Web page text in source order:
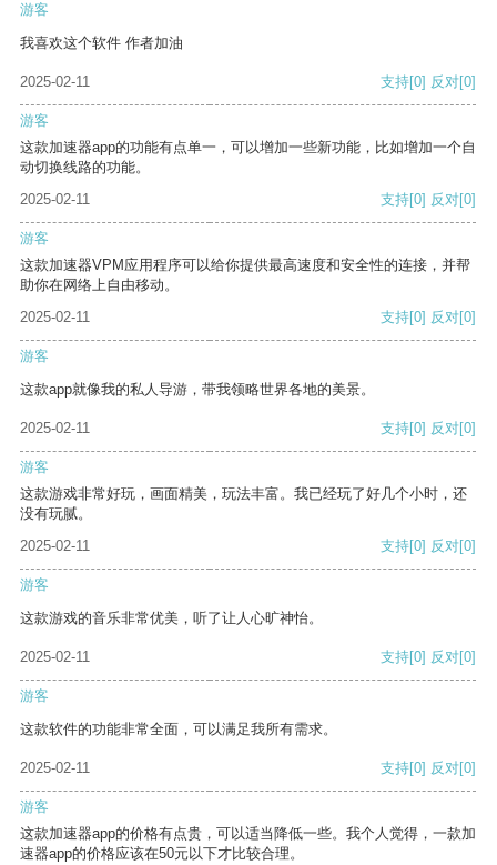
游客
我喜欢这个软件 作者加油
2025-02-11 支持[0] 反对[0]
游客
这款加速器app的功能有点单一，可以增加一些新功能，比如增加一个自
动切换线路的功能。
2025-02-11
支持[0] 反对[0]
游客
这款加速器VPM应用程序可以给你提供最高速度和安全性的连接，并帮
助你在网络上自由移动。
2025-02-11
支持[0] 反对[0]
游客
这款app就像我的私人导游，带我领略世界各地的美景。
2025-02-11 支持[0] 反对[0]
游客
这款游戏非常好玩，画面精美，玩法丰富。我已经玩了好几个小时，还
没有玩腻。
2025-02-11
支持[0] 反对[0]
游客
这款游戏的音乐非常优美，听了让人心旷神怡。
2025-02-11 支持[0] 反对[0]
游客
这款软件的功能非常全面，可以满足我所有需求。
2025-02-11 支持[0] 反对[0]
游客
这款加速器app的价格有点贵，可以适当降低一些。我个人觉得，一款加
速器app的价格应该在50元以下才比较合理。